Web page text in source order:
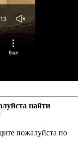
найти
пожалуйста по